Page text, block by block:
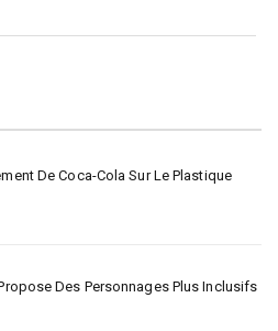
De Coca-Cola Sur Le Plastique
Des Personnages Plus Inclusifs